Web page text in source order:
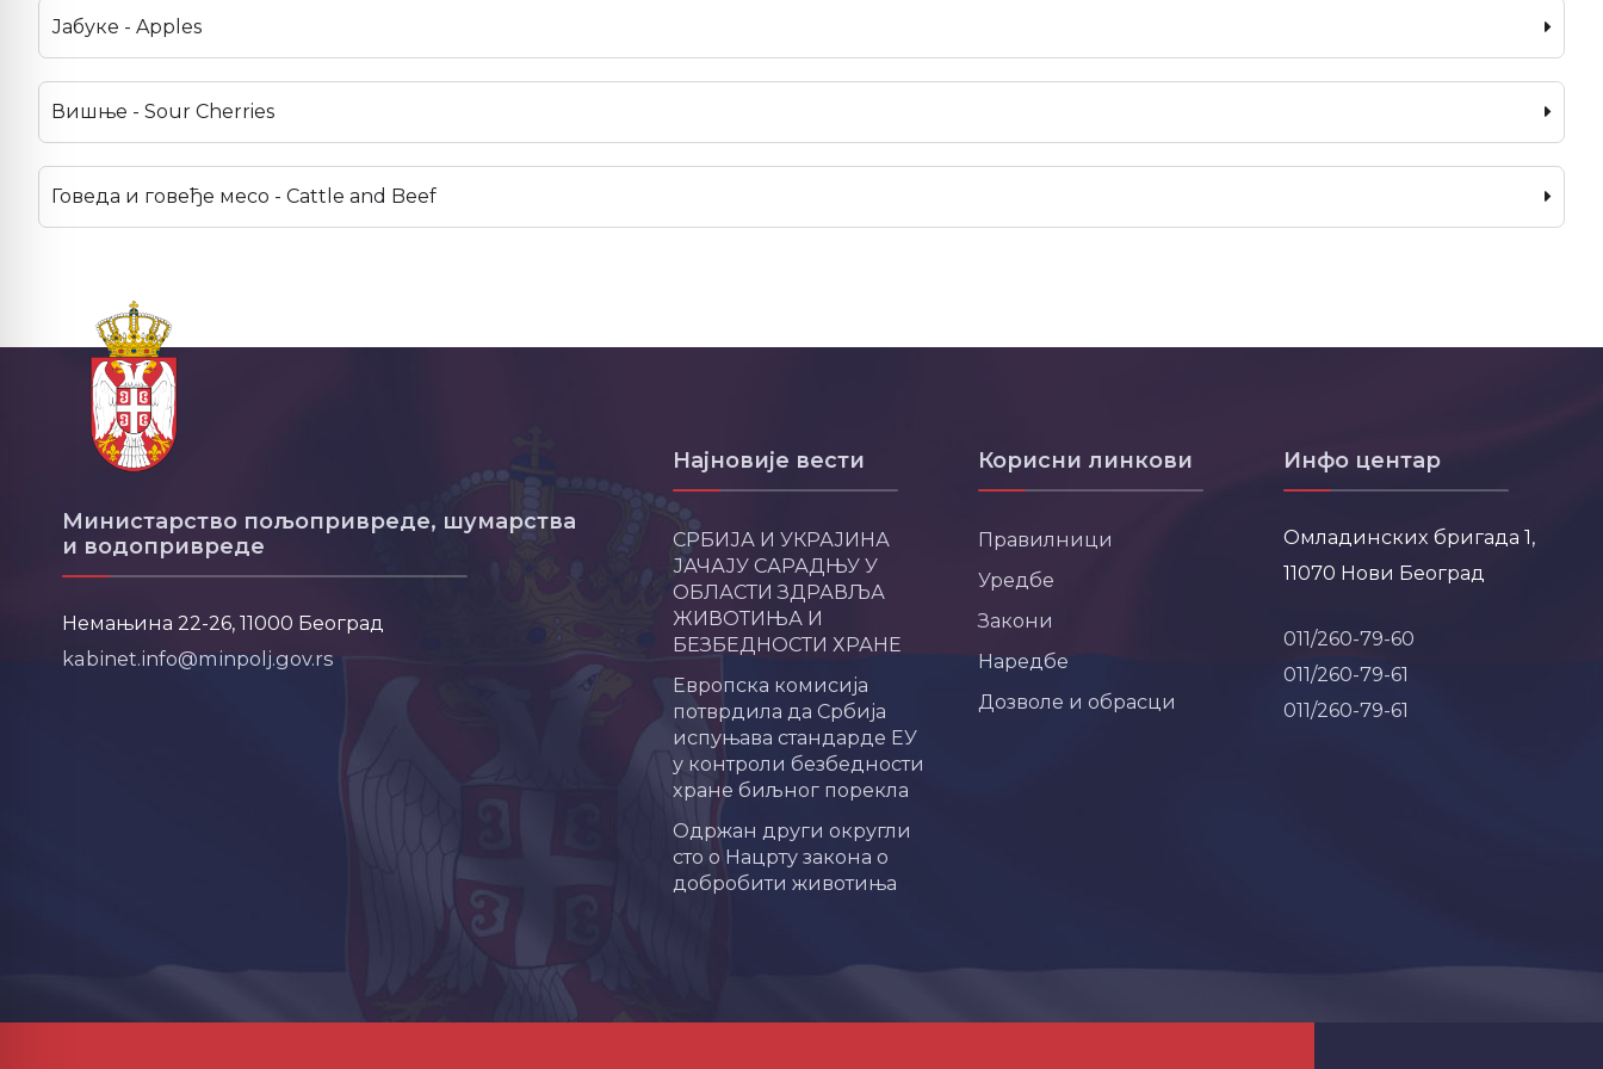
Јабуке - Apples
Вишње - Sour Cherries
Говеда и говеђе месо - Cattle and Beef
Министарство пољопривреде, шумарства
и водопривреде
Немањина 22-26, 11000 Београд
kabinet.info@minpolj.gov.rs
Најновије вести
СРБИЈА И УКРАЈИНА
ЈАЧАЈУ САРАДЊУ У
ОБЛАСТИ ЗДРАВЉА
ЖИВОТИЊА И
БЕЗБЕДНОСТИ ХРАНЕ
Европска комисија
потврдила да Србија
испуњава стандарде ЕУ
у контроли безбедности
хране биљног порекла
Одржан други округли
сто о Нацрту закона о
добробити животиња
Корисни линкови
Правилници
Уредбе
Закони
Наредбе
Дозволе и обрасци
Инфо центар
Омладинских бригада 1,
11070 Нови Београд
011/260-79-60
011/260-79-61
011/260-79-61